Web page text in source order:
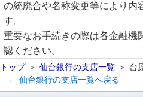
の統廃合や名称変更等により内
す。
重要なお手続きの際は各金融機
認ください。
トップ 仙台銀行の支店一覧
台
← 仙台銀行の支店一覧へ戻る